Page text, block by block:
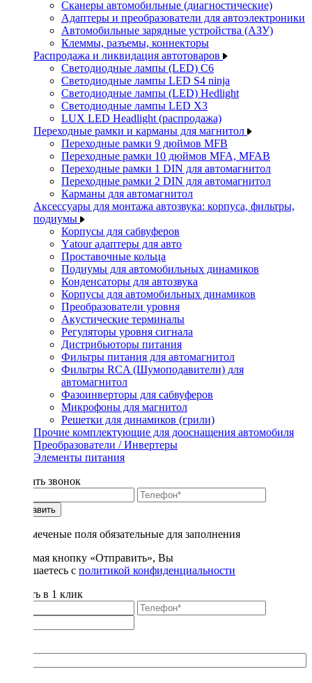
Сканеры автомобильные (диагностические)
Адаптеры и преобразователи для автоэлектроники
Автомобильные зарядные устройства (АЗУ)
Клеммы, разъемы, коннекторы
Распродажа и ликвидация автотоваров
Светодиодные лампы (LED) C6
Светодиодные лампы LED S4 ninja
Светодиодные лампы (LED) Hedlight
Светодиодные лампы LED X3
LUX LED Headlight (распродажа)
Переходные рамки и карманы для магнитол
Переходные рамки 9 дюймов MFB
Переходные рамки 10 дюймов MFA, MFAB
Переходные рамки 1 DIN для автомагнитол
Переходные рамки 2 DIN для автомагнитол
Карманы для автомагнитол
Аксессуары для монтажа автозвука: корпуса, фильтры,
подиумы
Корпусы для сабвуферов
Yаtour адаптеры для авто
Проставочные кольца
Подиумы для автомобильных динамиков
Конденсаторы для автозвука
Корпусы для автомобильных динамиков
Преобразователи уровня
Акустические терминалы
Регуляторы уровня сигнала
Дистрибьюторы питания
Фильтры питания для автомагнитол
Фильтры RCA (Шумоподавители) для
автомагнитол
Фазоинверторы для сабвуферов
Микрофоны для магнитол
Решетки для динамиков (грили)
Прочие комплектующие для дооснащения автомобиля
Преобразователи / Инвертеры
Элементы питания
Заказать звонок
Отправить
* - отмеченые поля обязательные для заполнения
Нажимая кнопку «Отправить», Вы
соглашаетесь с политикой конфиденциальности
Купить в 1 клик